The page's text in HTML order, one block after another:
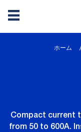
ホーム
Compact current
from 50 to 600A.